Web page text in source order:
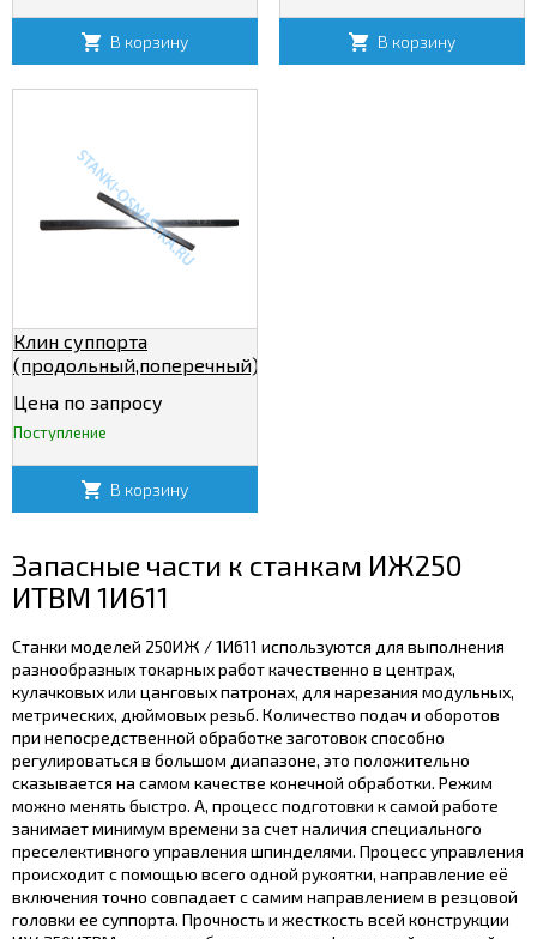
В корзину В корзину
Клин суппорта
(продольный,поперечный)станка
Цена по запросу
Поступление
В корзину
Запасные части к станкам ИЖ250
ИТВМ 1И611
Станки моделей 250ИЖ / 1И611 используются для выполнения
разнообразных токарных работ качественно в центрах,
кулачковых или цанговых патронах, для нарезания модульных,
метрических, дюймовых резьб. Количество подач и оборотов
при непосредственной обработке заготовок способно
регулироваться в большом диапазоне, это положительно
сказывается на самом качестве конечной обработки. Режим
можно менять быстро. А, процесс подготовки к самой работе
занимает минимум времени за счет наличия специального
преселективного управления шпинделями. Процесс управления
происходит с помощью всего одной рукоятки, направление её
включения точно совпадает с самим направлением в резцовой
головки ее суппорта. Прочность и жесткость всей конструкции